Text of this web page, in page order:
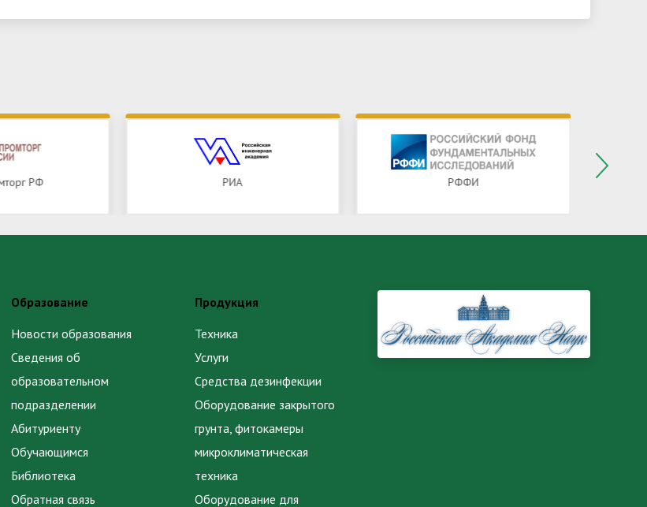
РФ РИА РФФИ
Образование
Новости образования
Сведения об
образовательном
подразделении
Абитуриенту
Обучающимся
Библиотека
Обратная связь
Продукция
Техника
Услуги
Средства дезинфекции
Оборудование закрытого
грунта, фитокамеры
микроклиматическая
техника
Оборудование для